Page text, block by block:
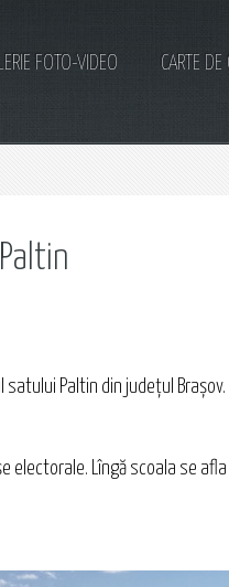
FOTO-VIDEO CARTE DE
Paltin din județul Brașov.
Lîngă scoala se